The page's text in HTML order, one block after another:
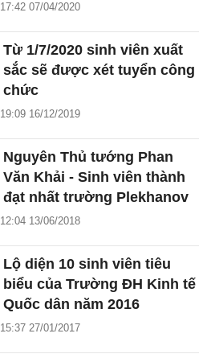
17:42 07/04/2020
Từ 1/7/2020 sinh viên xuất
sắc sẽ được xét tuyển công
chức
19:09 16/12/2019
Nguyên Thủ tướng Phan
Văn Khải - Sinh viên thành
đạt nhất trường Plekhanov
12:04 13/06/2018
Lộ diện 10 sinh viên tiêu
biểu của Trường ĐH Kinh tế
Quốc dân năm 2016
15:37 27/01/2017